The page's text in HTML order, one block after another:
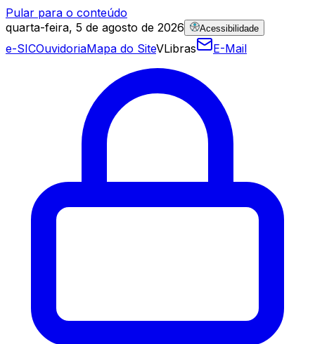
Pular para o conteúdo
quarta-feira, 5 de agosto de 2026
Acessibilidade
e-SICOuvidoriaMapa do SiteVLibras E-Mail